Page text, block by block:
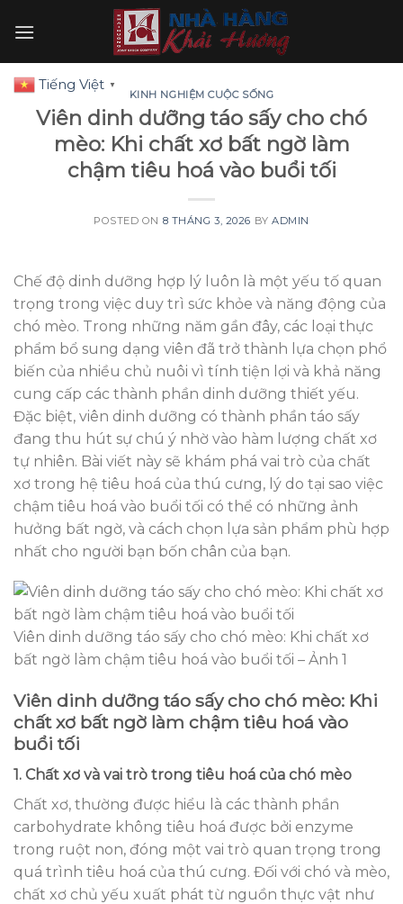
KINH NGHIỆM CUỘC SỐNG
Viên dinh dưỡng táo sấy cho chó
mèo: Khi chất xơ bất ngờ làm
chậm tiêu hoá vào buổi tối
POSTED ON 8 THÁNG 3, 2026 BYADMIN
Chế độ dinh dưỡng hợp lý luôn là một yếu tố quan
trọng trong việc duy trì sức khỏe và năng động của
chó mèo. Trong những năm gần đây, các loại thực
phẩm bổ sung dạng viên đã trở thành lựa chọn phổ
biến của nhiều chủ nuôi vì tính tiện lợi và khả năng
cung cấp các thành phần dinh dưỡng thiết yếu.
Đặc biệt, viên dinh dưỡng có thành phần táo sấy
đang thu hút sự chú ý nhờ vào hàm lượng chất xơ
tự nhiên. Bài viết này sẽ khám phá vai trò của chất
xơ trong hệ tiêu hoá của thú cưng, lý do tại sao việc
chậm tiêu hoá vào buổi tối có thể có những ảnh
hưởng bất ngờ, và cách chọn lựa sản phẩm phù hợp
nhất cho người bạn bốn chân của bạn.
Viên dinh dưỡng táo sấy cho chó mèo: Khi chất xơ
bất ngờ làm chậm tiêu hoá vào buổi tối – Ảnh 1
Viên dinh dưỡng táo sấy cho chó mèo: Khi
chất xơ bất ngờ làm chậm tiêu hoá vào
buổi tối
1. Chất xơ và vai trò trong tiêu hoá của chó mèo
Chất xơ, thường được hiểu là các thành phần
carbohydrate không tiêu hoá được bởi enzyme
trong ruột non, đóng một vai trò quan trọng trong
quá trình tiêu hoá của thú cưng. Đối với chó và mèo,
chất xơ chủ yếu xuất phát từ nguồn thực vật như
Tiếng Việt ▼